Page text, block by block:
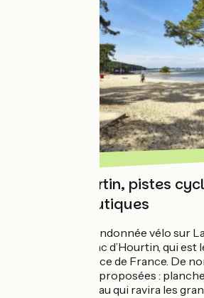
Le lac d’Hourtin, pistes
activités nautiques
Pendant votre randonnée vélo sur
manquez pas le lac d’Hourtin, qui est
naturel d’eau douce de France. De
nautiques y sont proposées :
Une pause sur l’eau qui ravira les